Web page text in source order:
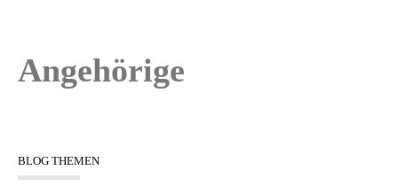
Angehörige
BLOG THEMEN